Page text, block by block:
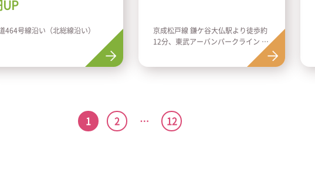
UP
464号線沿い（北総線沿い）
京成松戸線 鎌ケ谷大仏駅より徒歩約
12分、東武アーバンパークライン 鎌
1 2 … 12